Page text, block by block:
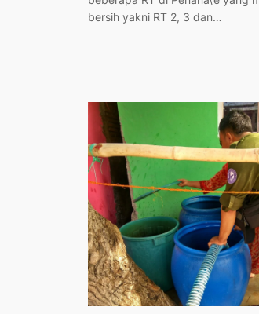
bersih yakni RT 2, 3 dan…